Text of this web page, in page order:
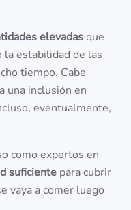
elevadasque
la estabilidad de las
tiempo. Cabe
una inclusión en
eventualmente,
como expertos en
suficiente para cubrir
vaya a comer luego